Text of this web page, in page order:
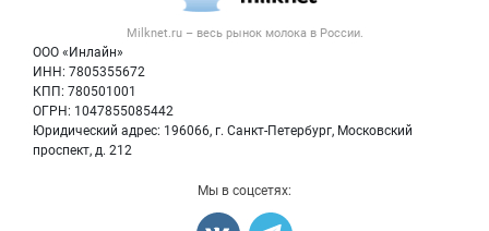
Milknet.ru – весь рынок молокав России.
ООО «Инлайн»
ИНН: 7805355672
КПП: 780501001
ОГРН: 1047855085442
Юридический адрес: 196066, г. Санкт-Петербург, Московский
проспект, д. 212
Контактная информация
Политика обработки персональных данных
Вторичное сырье
Оборудование
Мы в соцсетях: